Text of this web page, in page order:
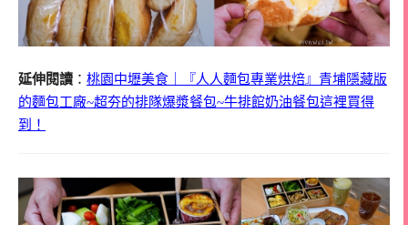
延伸閱讀 ： 桃園中壢美食｜『人人麵包專業烘焙』青埔隱藏版
的麵包工廠~超夯的排隊爆漿餐包~牛排館奶油餐包這裡買得
到！